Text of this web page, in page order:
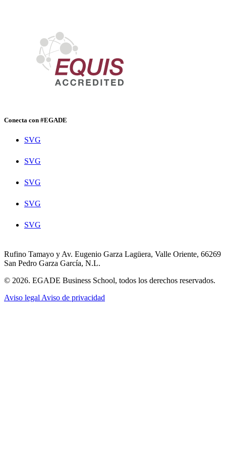
Conecta con #EGADE
SVG
SVG
SVG
SVG
SVG
Rufino Tamayo y Av. Eugenio Garza Lagüera, Valle Oriente, 66269
San Pedro Garza García, N.L.
© 2026. EGADE Business School, todos los derechos reservados.
Aviso legal Aviso de privacidad